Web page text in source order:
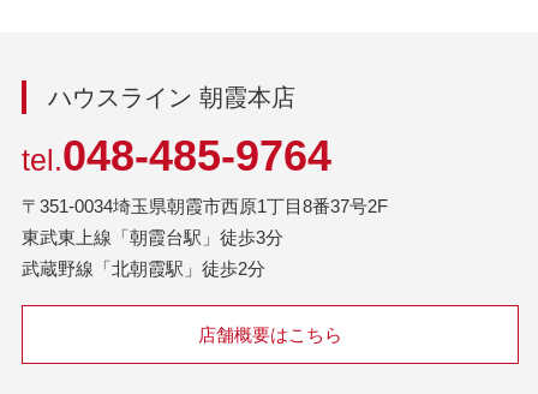
ハウスライン 朝霞本店
tel.048-485-9764
〒351-0034埼玉県朝霞市西原1丁目8番37号2F
東武東上線「朝霞台駅」徒歩3分
武蔵野線「北朝霞駅」徒歩2分
店舗概要はこちら